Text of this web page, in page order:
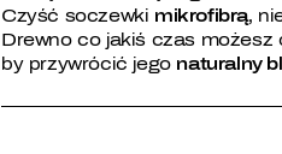
Czyść soczewki mikrofibrą,
Drewno co jakiś czas
by przywrócić jego naturalny